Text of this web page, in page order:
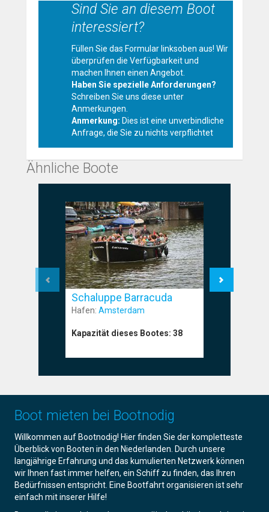
Sind Sie an diesem Boot
interessiert?
Füllen Sie das Formular linksoben aus! Wir
überprüfen die Verfügbarkeit und
machen Ihnen einen Angebot.
Haben Sie spezielle Anforderungen?
Schreiben Sie uns diese unter
Anmerkungen.
Anmerkung: Dies ist eine unverbindliche
Anfrage, die Sie zu nichts verpflichtet
Ähnliche Boote
Schaluppe Barracuda
Hafen: Amsterdam
Kapazität dieses Bootes: 38
Boot mieten bei Bootnodig
Willkommen auf Bootnodig! Hier finden Sie der kompletteste
Überblick von Booten in den Niederlanden. Durch unsere
langjährige Erfahrung und das kumulierten Netzwerk können
wir Ihnen fast immer helfen, ein Schiff zu finden, das Ihren
Bedürfnissen entspricht. Eine Bootfahrt organisieren ist sehr
einfach mit inserer Hilfe!